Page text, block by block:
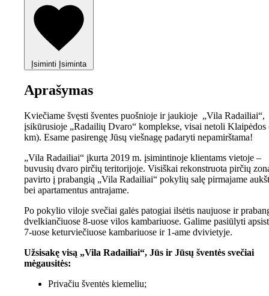
Įsiminti Įsiminta
Aprašymas
Kviečiame švęsti šventes puošnioje ir jaukioje „Vila Radailiai“,
įsikūrusioje „Radailių Dvaro“ komplekse, visai netoli Klaipėdos
km). Esame pasirengę Jūsų viešnagę padaryti nepamirštama!
„Vila Radailiai“ įkurta 2019 m. įsimintinoje klientams vietoje –
buvusių dvaro pirčių teritorijoje. Visiškai rekonstruota pirčių
pavirto į prabangią „Vila Radailiai“ pokylių salę pirmajame
bei apartamentus antrajame.
Po pokylio viloje svečiai galės patogiai ilsėtis naujuose ir
dvelkiančiuose 8-uose vilos kambariuose. Galime pasiūlyti
7-uose keturviečiuose kambariuose ir 1-ame dvivietyje.
Užsisakę visą „Vila Radailiai“, Jūs ir Jūsų šventės svečiai
mėgausitės:
Privačiu šventės kiemeliu;